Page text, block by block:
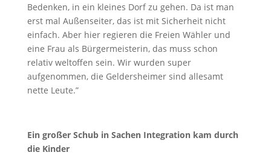
Bedenken, in ein kleines Dorf zu gehen. Da ist man
erst mal Außenseiter, das ist mit Sicherheit nicht
einfach. Aber hier regieren die Freien Wähler und
eine Frau als Bürgermeisterin, das muss schon
relativ weltoffen sein. Wir wurden super
aufgenommen, die Geldersheimer sind allesamt
nette Leute.”
Ein großer Schub in Sachen Integration kam durch
die Kinder